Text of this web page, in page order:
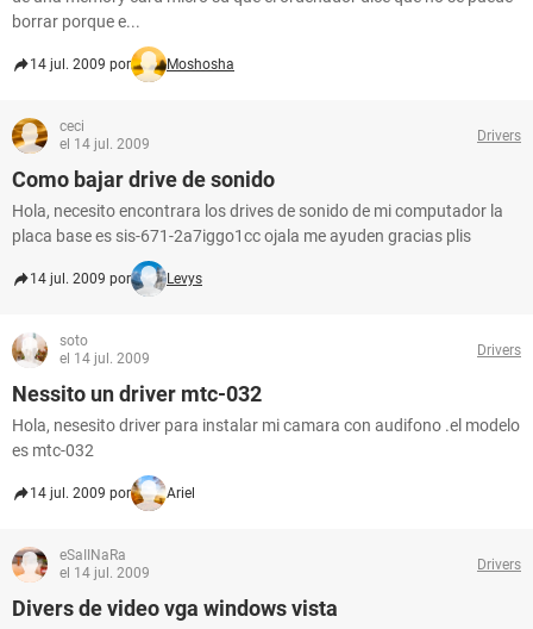
borrar porque e...
14 jul. 2009 por Moshosha
ceci
el 14 jul. 2009
Drivers
Como bajar drive de sonido
Hola, necesito encontrara los drives de sonido de mi computador la
placa base es sis-671-2a7iggo1cc ojala me ayuden gracias plis
14 jul. 2009 por Levys
soto
el 14 jul. 2009
Drivers
Nessito un driver mtc-032
Hola, nesesito driver para instalar mi camara con audifono .el modelo
es mtc-032
14 jul. 2009 por Ariel
eSaIINaRa
el 14 jul. 2009
Drivers
Divers de video vga windows vista